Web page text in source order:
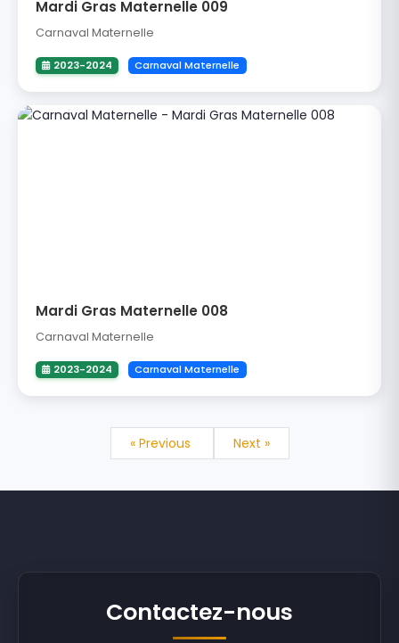
Mardi Gras Maternelle 009
Carnaval Maternelle
2023-2024 Carnaval Maternelle
Mardi Gras Maternelle 008
Carnaval Maternelle
2023-2024 Carnaval Maternelle
« Previous Next »
Contactez-nous